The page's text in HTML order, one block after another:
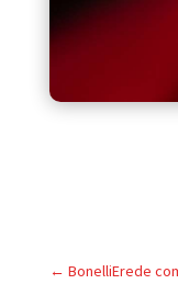
← BonelliErede